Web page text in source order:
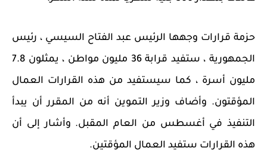
حزمة قرارات وجهها الرئيس عبد الفتاح السيسي ، رئيس
الجمهورية ، ستفيد قرابة 36 مليون مواطن ، يمثلون 7.8
مليون أسرة ، كما سيستفيد من هذه القرارات العمال
المؤقتون. وأضاف وزير التموين أنه من المقرر أن يبدأ
التنفيذ في أغسطس من العام المقبل. وأشار إلى أن
هذه القرارات ستفيد العمال المؤقتين.